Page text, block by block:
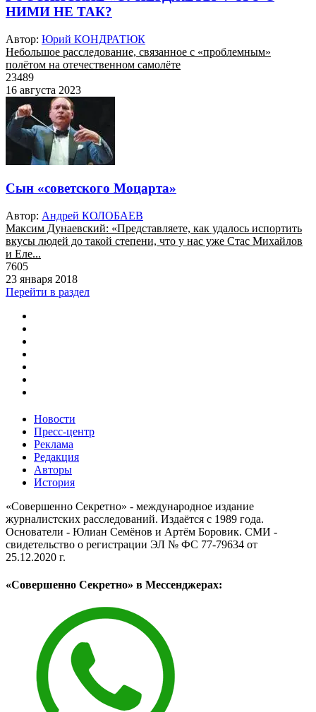
НИМИ НЕ ТАК?
Автор: Юрий КОНДРАТЮК
Небольшое расследование, связанное с «проблемным»
полётом на отечественном самолёте
23489
16 августа 2023
Cын «советского Моцарта»
Автор: Андрей КОЛОБАЕВ
Максим Дунаевский: «Представляете, как удалось испортить
вкусы людей до такой степени, что у нас уже Стас Михайлов
и Еле...
7605
23 января 2018
Перейти в раздел
Новости
Пресс-центр
Реклама
Редакция
Авторы
История
«Совершенно Секретно» - международное издание
журналистских расследований. Издаётся с 1989 года.
Основатели - Юлиан Семёнов и Артём Боровик. CМИ -
свидетельство о регистрации ЭЛ № ФС 77-79634 от
25.12.2020 г.
«Совершенно Секретно» в Мессенджерах: